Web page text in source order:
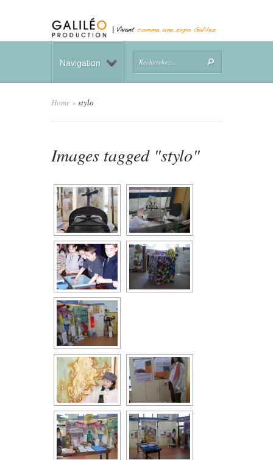
Navigation
Home » stylo
Images tagged "stylo"